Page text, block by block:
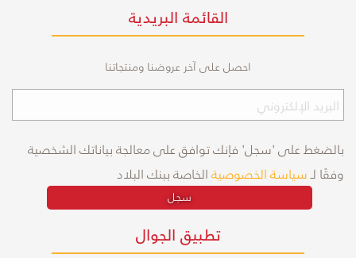
القائمة البريدية
احصل على آخر عروضنا ومنتجاتنا
بالضغط على 'سجل' فإنك توافق على معالجة بياناتك الشخصية
وفقًا لـسياسة الخصوصيةالخاصة ببنك البلاد
سجل
تطبيق الجوال